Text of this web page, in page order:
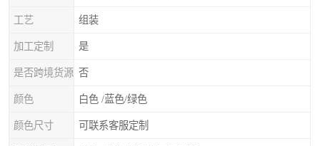
工艺 组装
加工定制 是
是否跨境货源 否
颜色 白色 /蓝色/绿色
颜色尺寸 可联系客服定制